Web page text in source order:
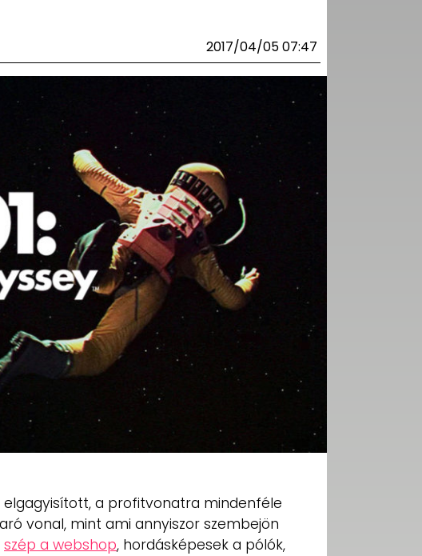
2017/04/05 07:47
elgagyisított, a profitvonatra mindenféle
vonal, mint ami annyiszor szembejön
szép a webshop, hordásképesek a pólók,